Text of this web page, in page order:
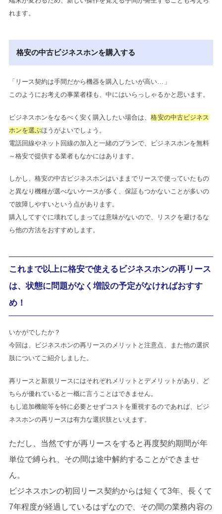
れます。
格安の中古ビジネスホンを購入する
「リース契約は手間だから機器を購入したいが高い…」
このようにお考えの事業者様も、中にはいらっしゃるかと思います。
ビジネスホンをなるべく安く購入したい場合は、格安の中古ビジネス
ホンを選ぶほうがよいでしょう。
電話回線やネット回線の加入と一緒のプランで、ビジネスホンを無料
～格安で提供する業者もなかにはあります。
しかし、格安の中古ビジネスホンはいままでリースで使っていたもの
と異なり機種が選べないケースが多く、保証もつかないことが多いの
で故障しやすいという点があります。
購入してすぐに壊れてしまっては意味がないので、リスクを避けるな
ら他の方法をおすすめします。
これまで以上に格安で使えるビジネスホンの再リース
は、状態に問題がなく増設の予定がなければおすす
め！
いかがでしたか？
今回は、ビジネスホンの再リースのメリットと注意点、また他の選択
肢についてご紹介しました。
再リースと新規リースにはそれぞれメリットとデメリットがあり、ど
ちらが優れていると一概に言うことはできません。
もし追加機能等を特に必要とせずコストを重視するのであれば、ビジ
ネスホンの再リースは有力な選択肢といえます。
ただし、当然ですが再リースをすると再度契約期間が年
単位で縛られ、その間は途中解約することができませ
ん。
ビジネスホンの初回リース契約からは短くて3年、長くて
7年程度が経過しているはずなので、その間の業務内容の